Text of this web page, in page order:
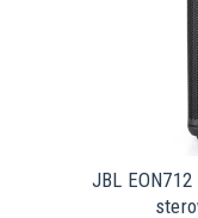
JBL